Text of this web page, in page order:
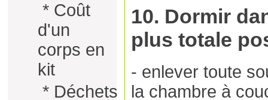
* Coût
d'un
corps en
kit
* Déchets
10. Dormir
plus totale
- enlever toute
la chambre à